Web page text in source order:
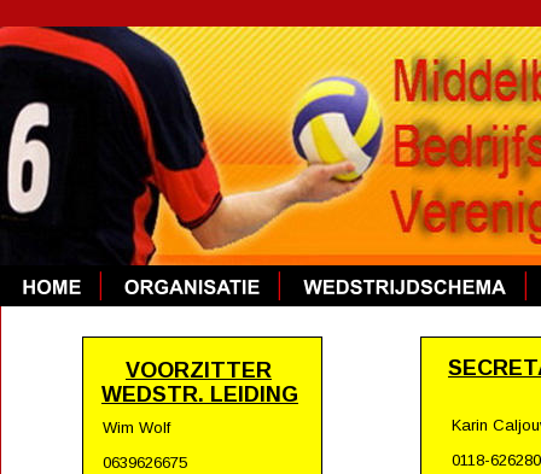
Karin
0118-626280
Wim Wolf
0639626675
VOORZITTER
WEDSTR. LEIDING